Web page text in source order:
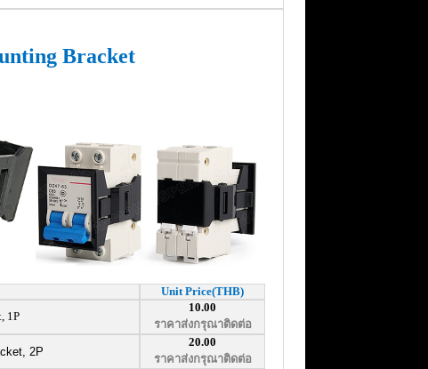
Bracket
Unit Price(THB)
1P
10.00
ราคาส่งกรุณาติดต่อ
2P
20.00
ราคาส่งกรุณาติดต่อ